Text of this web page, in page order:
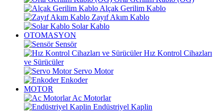
Alçak Gerilim Kablo
Zayıf Akım Kablo
Solar Kablo
OTOMASYON
Sensör
Hız Kontrol Cihazları
ve Sürücüler
Servo Motor
Enkoder
MOTOR
Ac Motorlar
Endüstriyel Kaplin